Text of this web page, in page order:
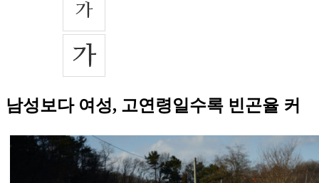
남성보다 여성, 고연령일수록 빈곤율 커